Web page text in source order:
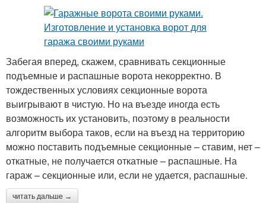
Забегая вперед, скажем, сравнивать секционные
подъемные и распашные ворота некорректно. В
тождественных условиях секционные ворота
выигрывают в чистую. Но на въезде иногда есть
возможность их установить, поэтому в реальности
алгоритм выбора таков, если на въезд на территорию
можно поставить подъемные секционные – ставим, нет –
откатные, не получается откатные – распашные. На
гараж – секционные или, если не удается, распашные.
читать дальше →